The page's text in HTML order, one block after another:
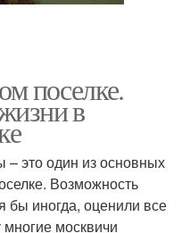
поселке.
в
это один из основных
Возможность
бы иногда, оценили все
москвичи